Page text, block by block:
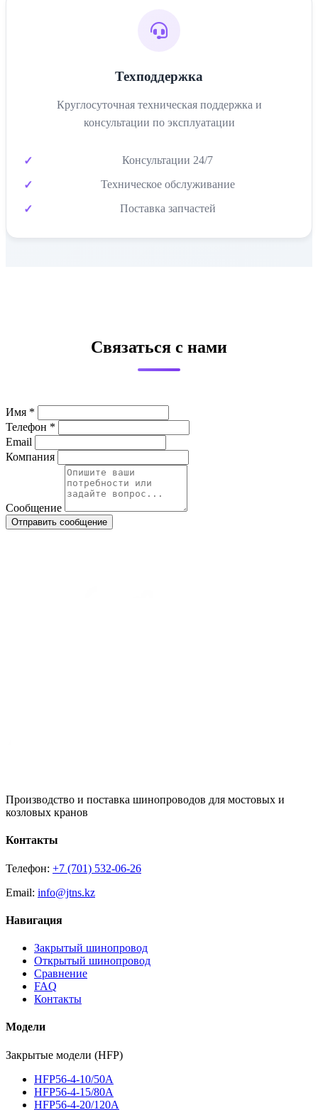
Техподдержка
Круглосуточная техническая поддержка и
консультации по эксплуатации
Консультации 24/7
Техническое обслуживание
Поставка запчастей
Связаться с нами
Имя *
Телефон *
Email
Компания
Сообщение
Отправить сообщение
Производство и поставка шинопроводов для мостовых и
козловых кранов
Контакты
Телефон: +7 (701) 532-06-26
Email: info@jtns.kz
Навигация
Закрытый шинопровод
Открытый шинопровод
Сравнение
FAQ
Контакты
Модели
Закрытые модели (HFP)
HFP56-4-10/50A
HFP56-4-15/80A
HFP56-4-20/120A